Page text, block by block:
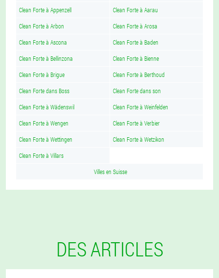
Clean Forte à Appenzell Clean Forte à Aarau
Clean Forte à Arbon Clean Forte à Arosa
Clean Forte à Ascona Clean Forte à Baden
Clean Forte à Bellinzona Clean Forte à Bienne
Clean Forte à Brigue Clean Forte à Berthoud
Clean Forte dans Boss Clean Forte dans son
Clean Forte à Wädenswil Clean Forte à Weinfelden
Clean Forte à Wengen Clean Forte à Verbier
Clean Forte à Wettingen Clean Forte à Wetzikon
Clean Forte à Villars
Villes en Suisse
DES ARTICLES